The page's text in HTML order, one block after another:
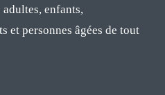
enfants,
et personnes âgées de tout